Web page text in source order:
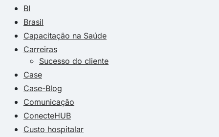
BI
Brasil
Capacitação na Saúde
Carreiras
Sucesso do cliente
Case
Case-Blog
Comunicação
ConecteHUB
Custo hospitalar